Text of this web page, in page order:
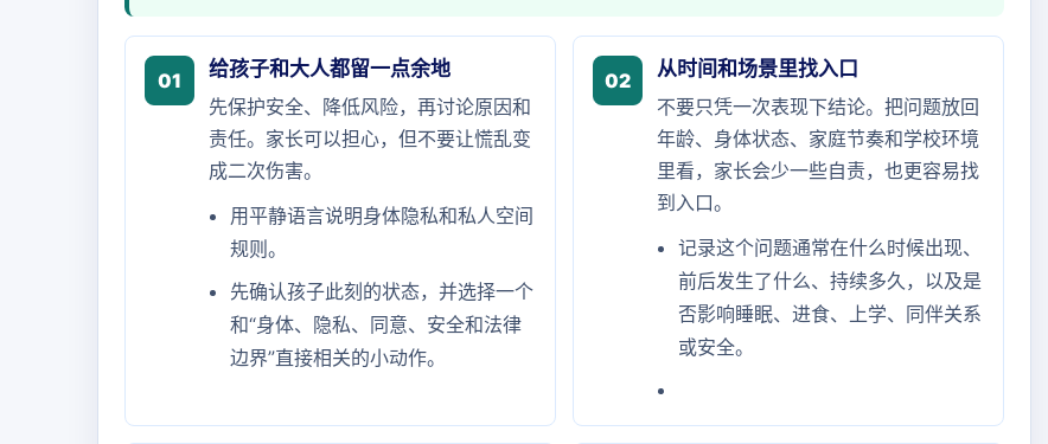
01
给孩子和大人都留一点余地
先保护安全、降低风险，再讨论原因和
责任。家长可以担心，但不要让慌乱变
成二次伤害。
用平静语言说明身体隐私和私人空间
规则。
先确认孩子此刻的状态，并选择一个
和“身体、隐私、同意、安全和法律
边界”直接相关的小动作。
02
从时间和场景里找入口
不要只凭一次表现下结论。把问题放回
年龄、身体状态、家庭节奏和学校环境
里看，家长会少一些自责，也更容易找
到入口。
记录这个问题通常在什么时候出现、
前后发生了什么、持续多久，以及是
否影响睡眠、进食、上学、同伴关系
或安全。